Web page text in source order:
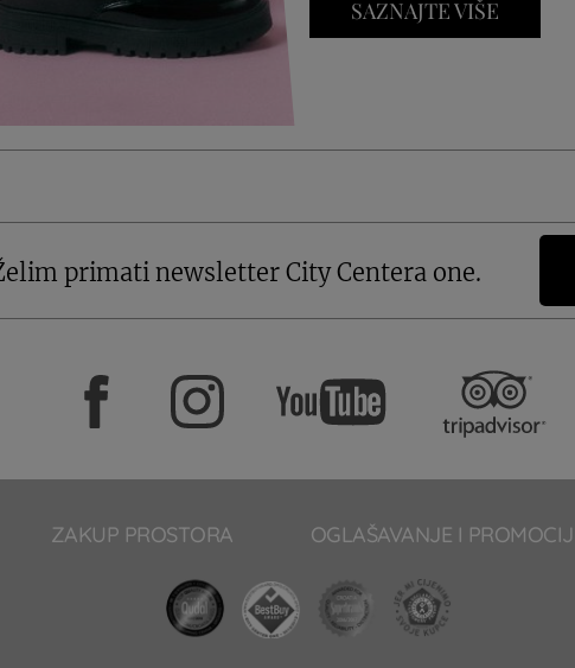
SAZNAJTE VIŠE
primati newsletter City Centera one.
ZAKUP PROSTORA OGLAŠAVANJE I